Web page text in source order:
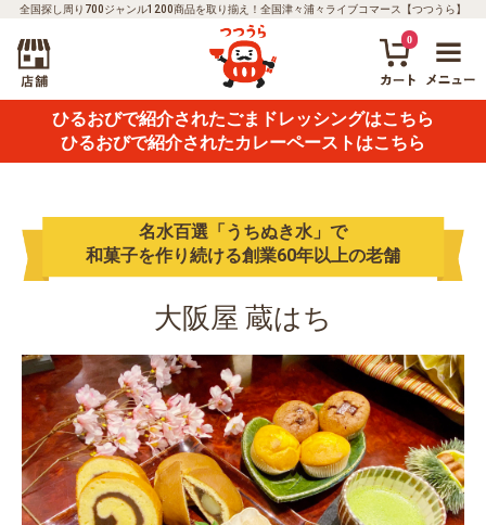
全国探し周り700ジャンル1200商品を取り揃え！全国津々浦々ライブコマース【つつうら】
0
ひるおびで紹介されたごまドレッシングはこちら
ひるおびで紹介されたカレーペーストはこちら
名水百選「うちぬき水」で
和菓子を作り続ける創業60年以上の老舗
大阪屋 蔵はち